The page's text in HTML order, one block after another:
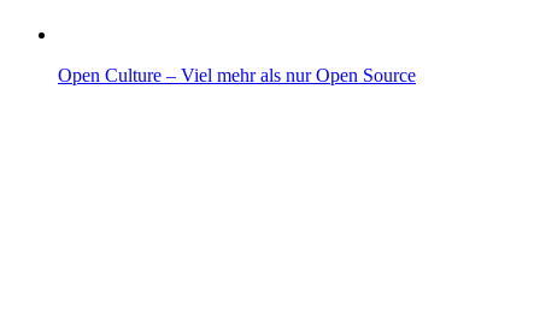
Open Culture – Viel mehr als nur Open Source